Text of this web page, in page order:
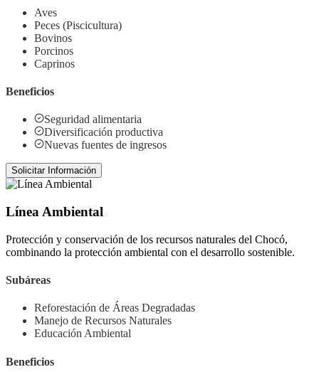
Aves
Peces (Piscicultura)
Bovinos
Porcinos
Caprinos
Beneficios
Seguridad alimentaria
Diversificación productiva
Nuevas fuentes de ingresos
Solicitar Información
Línea Ambiental
Protección y conservación de los recursos naturales del Chocó,
combinando la protección ambiental con el desarrollo sostenible.
Subáreas
Reforestación de Áreas Degradadas
Manejo de Recursos Naturales
Educación Ambiental
Beneficios